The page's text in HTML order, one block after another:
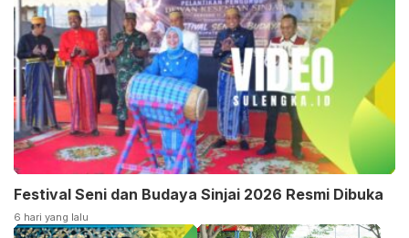
Festival Seni dan Budaya Sinjai 2026 Resmi Dibuka
6 hari yang lalu